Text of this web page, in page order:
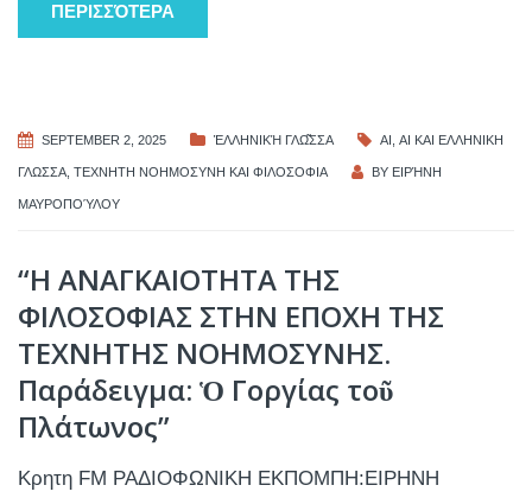
ΠΕΡΙΣΣΌΤΕΡΑ
SEPTEMBER 2, 2025 ἙΛΛΗΝΙΚΉ ΓΛΩ͂ΣΣΑ AI ΑΙ ΚΑΙ ΕΛΛΗΝΙΚΗ
ΓΛΩΣΣΑ ΤΕΧΝΗΤΗ ΝΟΗΜΟΣΥΝΗ ΚΑΙ ΦΙΛΟΣΟΦΙΑ BY ΕΙΡΉΝΗ
ΜΑΥΡΟΠΟΎΛΟΥ
“Η ΑΝΑΓΚΑΙΟΤΗΤΑ ΤΗΣ
ΦΙΛΟΣΟΦΙΑΣ ΣΤΗΝ ΕΠΟΧΗ ΤΗΣ
ΤΕΧΝΗΤΗΣ ΝΟΗΜΟΣΥΝΗΣ.
Παράδειγμα: Ὁ Γοργίας τοῦ
Πλάτωνος”
Κρητη FM ΡΑΔΙΟΦΩΝΙΚΗ ΕΚΠΟΜΠΗ:ΕΙΡΗΝΗ